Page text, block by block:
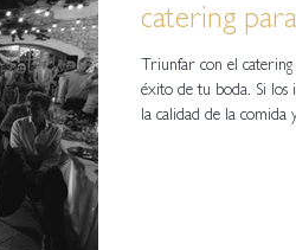
catering
Sitges
Triunfar con el catering
éxito de tu boda. Si los invitados están satisfechos con
la calidad de la comida